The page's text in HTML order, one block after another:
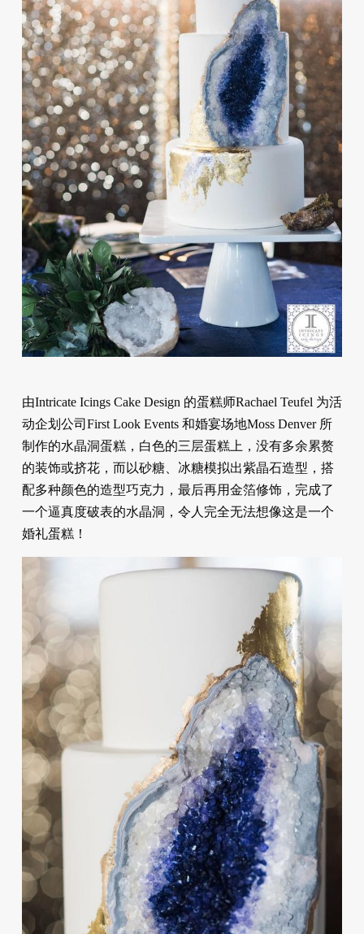
由Intricate Icings Cake Design 的蛋糕师Rachael Teufel 为活
动企划公司First Look Events 和婚宴场地Moss Denver 所
制作的水晶洞蛋糕，白色的三层蛋糕上，没有多余累赘
的装饰或挤花，而以砂糖、冰糖模拟出紫晶石造型，搭
配多种颜色的造型巧克力，最后再用金箔修饰，完成了
一个逼真度破表的水晶洞，令人完全无法想像这是一个
婚礼蛋糕！